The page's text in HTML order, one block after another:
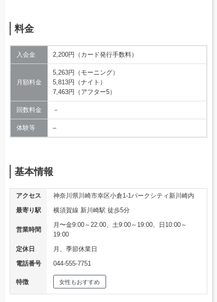
料金
入会金 2,200円（カード発行手数料）
月額料金
5,263円（モーニング）
5,813円（ナイト）
7,463円（アフター5）
回数料金 －
体験等 –
基本情報
アクセス
神奈川県川崎市幸区小倉1-1パークシティ新川崎内
最寄り駅
横須賀線 新川崎駅 徒歩5分
営業時間
月〜金9:00～22:00、土9:00～19:00、日10:00～
19:00
定休日
月、季節休業日
電話番号
044-555-7751
特徴 女性もおすすめ